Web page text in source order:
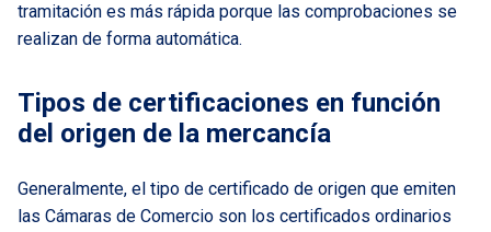
tramitación es más rápida porque las comprobaciones se
realizan de forma automática.
Tipos de certificaciones en función
del origen de la mercancía
Generalmente, el tipo de certificado de origen que emiten
las Cámaras de Comercio son los certificados ordinarios